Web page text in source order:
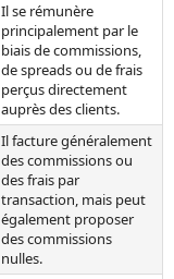
Il se rémunère
principalement par le
biais de commissions,
de spreads ou de frais
perçus directement
auprès des clients.
Il facture généralement
des commissions ou
des frais par
transaction, mais peut
également proposer
des commissions
nulles.